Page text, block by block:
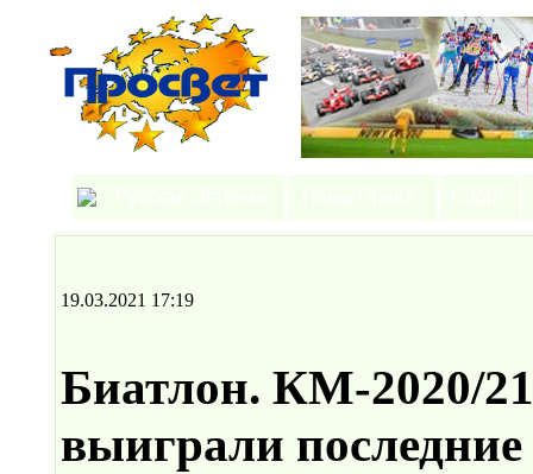
19.03.2021 17:19
Биатлон. КМ-2020/
выиграли